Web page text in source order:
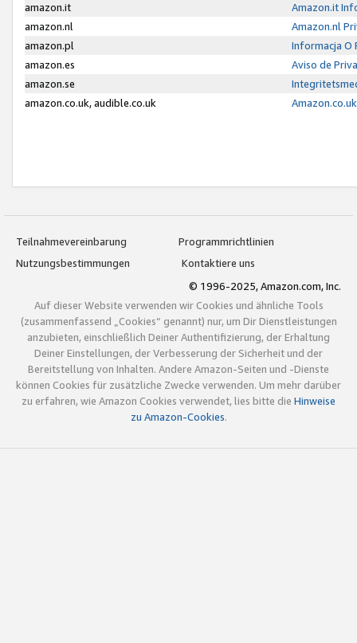
amazon.it
Amazon.it
amazon.nl
Amazon.nl
amazon.pl
Informacja O
amazon.es
Aviso de
amazon.se
amazon.co.uk, audible.co.uk
Teilnahmevereinbarung
Programmrichtlinien
Nutzungsbestimmungen
Kontaktiere uns
© 1996-2025, Amazon.com, Inc.
Auf dieser Website verwenden wir Cookies und ähnliche Tools
(zusammenfassend „Cookies“ genannt) nur, um Dir Dienstleistungen
anzubieten, einschließlich Deiner Authentifizierung, der Erhaltung
Deiner Einstellungen, der Verbesserung der Sicherheit und der
Bereitstellung von Inhalten. Andere Amazon-Seiten und -Dienste
können Cookies für zusätzliche Zwecke verwenden. Um mehr darüber
zu erfahren, wie Amazon Cookies verwendet, lies bitte die Hinweise
zu Amazon-Cookies.